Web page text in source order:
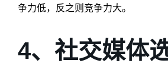
争力低，反之则竞争力大。
4、社交媒体